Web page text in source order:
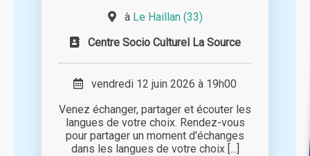
à Le Haillan (33)
Centre Socio Culturel La Source
vendredi 12 juin 2026 à 19h00
Venez échanger, partager et écouter les
langues de votre choix. Rendez-vous
pour partager un moment d'échanges
dans les langues de votre choix [...]